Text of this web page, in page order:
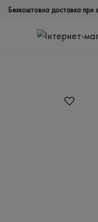
Безкоштовна доставка при